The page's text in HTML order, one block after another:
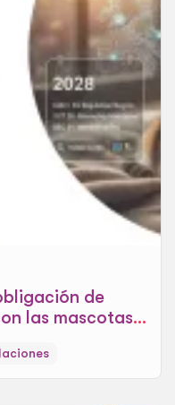
de
las mascotas,